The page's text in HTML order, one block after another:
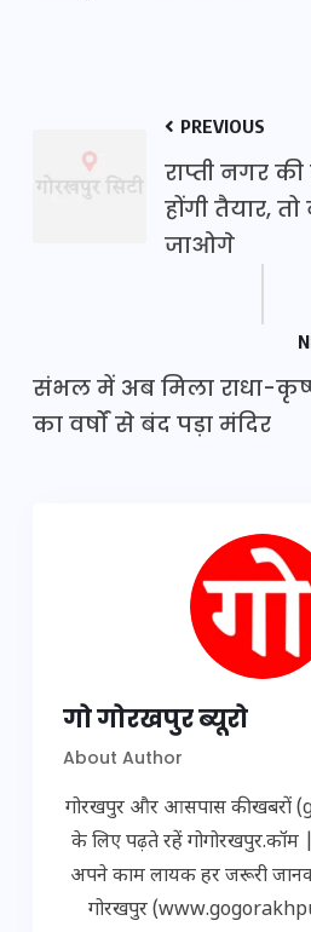
PREVIOUS
राप्ती नगर
होंगी तैयार,
जाओगे
संभल में अब मिला राधा-
का वर्षों से बंद पड़ा मंदिर
गो गोरखपुर ब्यूरो
About Author
गोरखपुर और आसपास की खबरों
के लिए पढ़ते रहें
अपने काम लायक हर जरूरी
गोरखपुर